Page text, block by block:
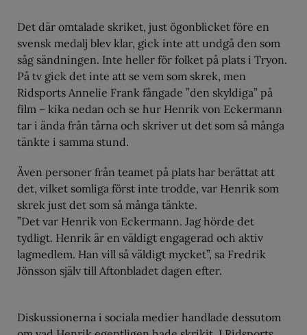
Det där omtalade skriket, just ögonblicket före en
svensk medalj blev klar, gick inte att undgå den som
såg sändningen. Inte heller för folket på plats i Tryon.
På tv gick det inte att se vem som skrek, men
Ridsports Annelie Frank fångade ”den skyldiga” på
film – kika nedan och se hur Henrik von Eckermann
tar i ända från tårna och skriver ut det som så många
tänkte i samma stund.
Även personer från teamet på plats har berättat att
det, vilket somliga först inte trodde, var Henrik som
skrek just det som så många tänkte.
”Det var Henrik von Eckermann. Jag hörde det
tydligt. Henrik är en väldigt engagerad och aktiv
lagmedlem. Han vill så väldigt mycket”, sa Fredrik
Jönsson själv till Aftonbladet dagen efter.
Diskussionerna i sociala medier handlade dessutom